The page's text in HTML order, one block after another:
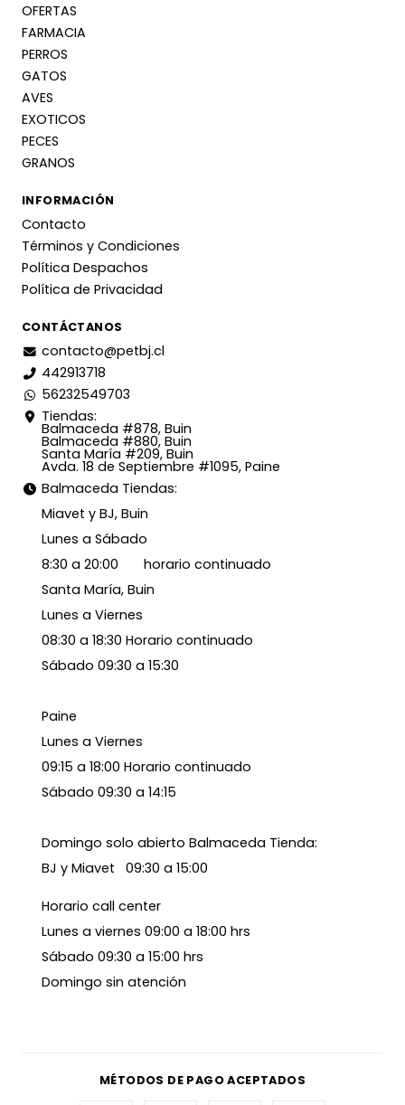
OFERTAS
FARMACIA
PERROS
GATOS
AVES
EXOTICOS
PECES
GRANOS
INFORMACIÓN
Contacto
Términos y Condiciones
Política Despachos
Política de Privacidad
CONTÁCTANOS
contacto@petbj.cl
442913718
56232549703
Tiendas:
Balmaceda #878, Buin
Balmaceda #880, Buin
Santa María #209, Buin
Avda. 18 de Septiembre #1095, Paine
Balmaceda Tiendas:
Miavet y BJ, Buin
Lunes a Sábado
8:30 a 20:00 horario continuado
Santa María, Buin
Lunes a Viernes
08:30 a 18:30 Horario continuado
Sábado 09:30 a 15:30
Paine
Lunes a Viernes
09:15 a 18:00 Horario continuado
Sábado 09:30 a 14:15
Domingo solo abierto Balmaceda Tienda:
BJ y Miavet 09:30 a 15:00
Horario call center
Lunes a viernes 09:00 a 18:00 hrs
Sábado 09:30 a 15:00 hrs
Domingo sin atención
MÉTODOS DE PAGO ACEPTADOS